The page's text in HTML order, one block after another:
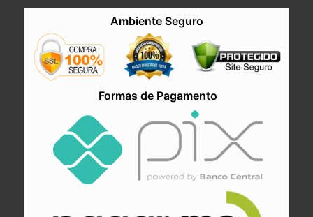
Ambiente Seguro
Formas de Pagamento